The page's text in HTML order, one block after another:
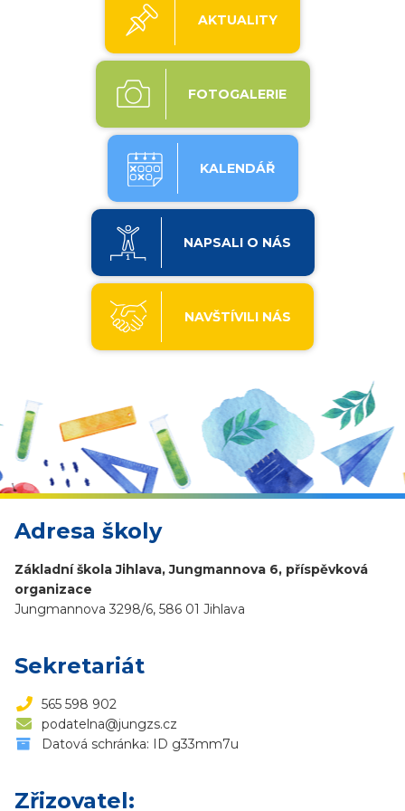
AKTUALITY
FOTOGALERIE
KALENDÁŘ
NAPSALI O NÁS
NAVŠTÍVILI NÁS
Adresa školy
Základní škola Jihlava, Jungmannova 6, příspěvková
organizace
Jungmannova 3298/6, 586 01 Jihlava
Sekretariát
565 598 902
podatelna@jungzs.cz
Datová schránka: ID g33mm7u
Zřizovatel: